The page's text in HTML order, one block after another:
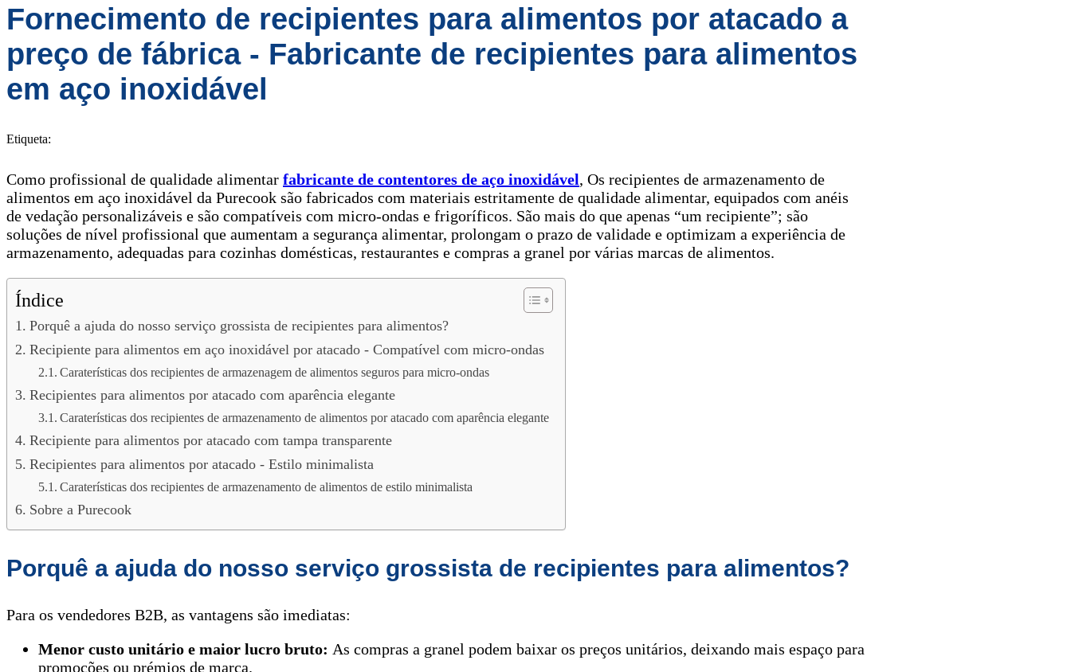
RU
AR
JA
Fornecimento de recipientes para alimentos por atacado a
preço de fábrica - Fabricante de recipientes para alimentos
em aço inoxidável
Etiqueta:
Como profissional de qualidade alimentar fabricante de contentores de aço inoxidável, Os recipientes de armazenamento de
alimentos em aço inoxidável da Purecook são fabricados com materiais estritamente de qualidade alimentar, equipados com anéis
de vedação personalizáveis e são compatíveis com micro-ondas e frigoríficos. São mais do que apenas “um recipiente”; são
soluções de nível profissional que aumentam a segurança alimentar, prolongam o prazo de validade e optimizam a experiência de
armazenamento, adequadas para cozinhas domésticas, restaurantes e compras a granel por várias marcas de alimentos.
Índice
Porquê a ajuda do nosso serviço grossista de recipientes para alimentos?
Recipiente para alimentos em aço inoxidável por atacado - Compatível com micro-ondas
Caraterísticas dos recipientes de armazenagem de alimentos seguros para micro-ondas
Recipientes para alimentos por atacado com aparência elegante
Caraterísticas dos recipientes de armazenamento de alimentos por atacado com aparência elegante
Recipiente para alimentos por atacado com tampa transparente
Recipientes para alimentos por atacado - Estilo minimalista
Caraterísticas dos recipientes de armazenamento de alimentos de estilo minimalista
Sobre a Purecook
Porquê a ajuda do nosso serviço grossista de recipientes para alimentos?
Para os vendedores B2B, as vantagens são imediatas:
Menor custo unitário e maior lucro bruto: As compras a granel podem baixar os preços unitários, deixando mais espaço para
promoções ou prémios de marca.